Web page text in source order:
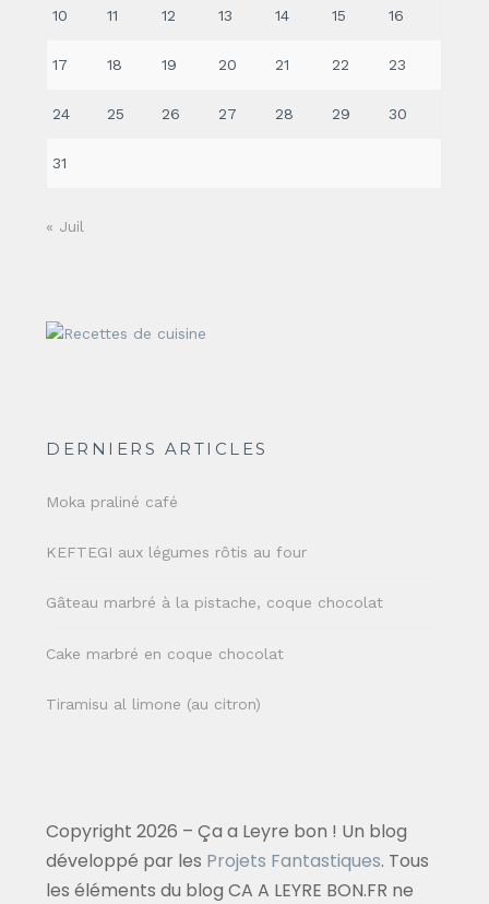
10 11 12 13 14 15 16
17 18 19 20 21 22 23
24 25 26 27 28 29 30
31
« Juil
DERNIERS ARTICLES
Moka praliné café
KEFTEGI aux légumes rôtis au four
Gâteau marbré à la pistache, coque chocolat
Cake marbré en coque chocolat
Tiramisu al limone (au citron)
Copyright 2026 – Ça a Leyre bon ! Un blog
développé par les Projets Fantastiques. Tous
les éléments du blog CA A LEYRE BON.FR ne